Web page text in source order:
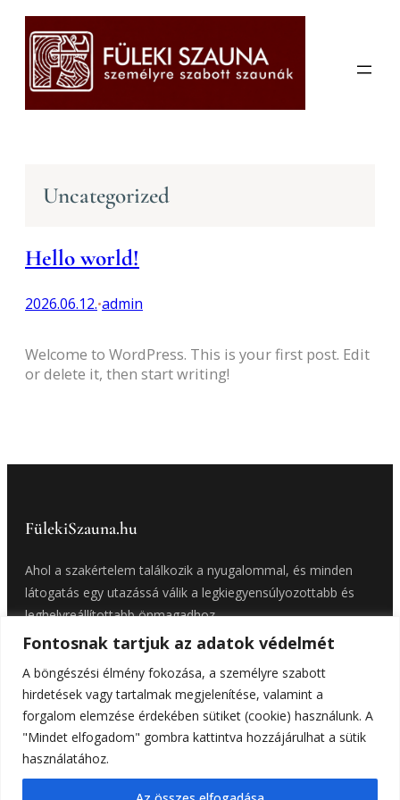
Fontosnak tartjuk az adatok védelmét
A böngészési élmény fokozása, a személyre szabott
hirdetések vagy tartalmak megjelenítése, valamint a
forgalom elemzése érdekében sütiket (cookie) használunk. A
"Mindet elfogadom" gombra kattintva hozzájárulhat a sütik
használatához.
Ugrás
tartalomhoz
Uncategorized
Hello world!
2026.06.12.•admin
Welcome to WordPress. This is your first post. Edit
or delete it, then start writing!
FülekiSzauna.hu
Ahol a szakértelem találkozik a nyugalommal, és minden
látogatás egy utazássá válik a legkiegyensúlyozottabb és
leghelyreállítottabb önmagadhoz.
Facebook
itid.hu Privacy Policy